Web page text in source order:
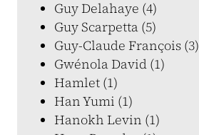
Guy Delahaye (4)
Guy Scarpetta (5)
Guy-Claude François (3)
Gwénola David (1)
Hamlet (1)
Han Yumi (1)
Hanokh Levin (1)